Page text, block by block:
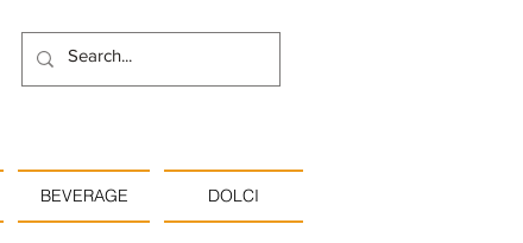
BEVERAGE DOLCI